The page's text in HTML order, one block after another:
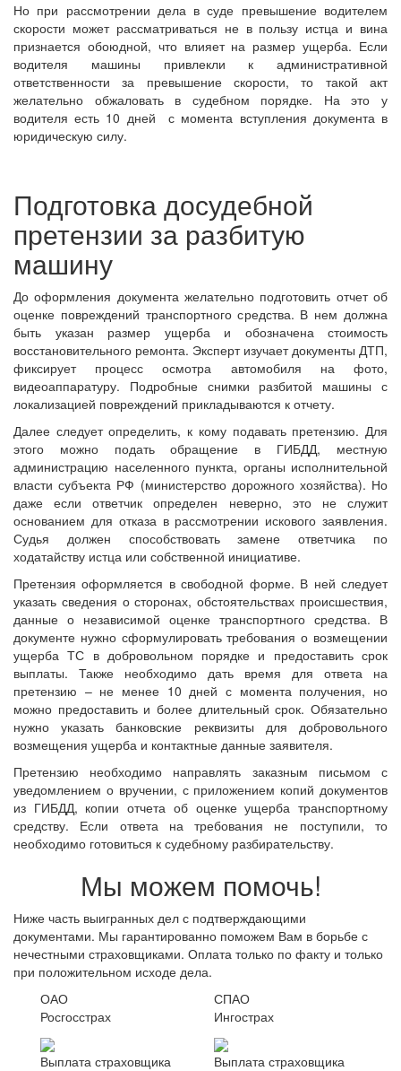
Но при рассмотрении дела в суде превышение водителем
скорости может рассматриваться не в пользу истца и вина
признается обоюдной, что влияет на размер ущерба. Если
водителя машины привлекли к административной
ответственности за превышение скорости, то такой акт
желательно обжаловать в судебном порядке. На это у
водителя есть 10 дней с момента вступления документа в
юридическую силу.
Подготовка досудебной
претензии за разбитую
машину
До оформления документа желательно подготовить отчет об
оценке повреждений транспортного средства. В нем должна
быть указан размер ущерба и обозначена стоимость
восстановительного ремонта. Эксперт изучает документы ДТП,
фиксирует процесс осмотра автомобиля на фото,
видеоаппаратуру. Подробные снимки разбитой машины с
локализацией повреждений прикладываются к отчету.
Далее следует определить, к кому подавать претензию. Для
этого можно подать обращение в ГИБДД, местную
администрацию населенного пункта, органы исполнительной
власти субъекта РФ (министерство дорожного хозяйства). Но
даже если ответчик определен неверно, это не служит
основанием для отказа в рассмотрении искового заявления.
Судья должен способствовать замене ответчика по
ходатайству истца или собственной инициативе.
Претензия оформляется в свободной форме. В ней следует
указать сведения о сторонах, обстоятельствах происшествия,
данные о независимой оценке транспортного средства. В
документе нужно сформулировать требования о возмещении
ущерба ТС в добровольном порядке и предоставить срок
выплаты. Также необходимо дать время для ответа на
претензию – не менее 10 дней с момента получения, но
можно предоставить и более длительный срок. Обязательно
нужно указать банковские реквизиты для добровольного
возмещения ущерба и контактные данные заявителя.
Претензию необходимо направлять заказным письмом с
уведомлением о вручении, с приложением копий документов
из ГИБДД, копии отчета об оценке ущерба транспортному
средству. Если ответа на требования не поступили, то
необходимо готовиться к судебному разбирательству.
Мы можем помочь!
Ниже часть выигранных дел с подтверждающими
документами. Мы гарантированно поможем Вам в борьбе с
нечестными страховщиками. Оплата только по факту и только
при положительном исходе дела.
ОАО
Росгосстрах
Выплата страховщика
СПАО
Ингострах
Выплата страховщика